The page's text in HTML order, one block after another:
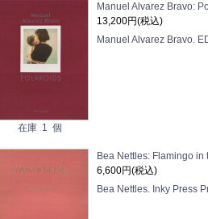
在庫 1 個
Manuel Alvarez Bravo:
13,200円(税込)
Manuel Alvarez Bravo.
Bea Nettles: Flamingo in
6,600円(税込)
Bea Nettles. Inky Press